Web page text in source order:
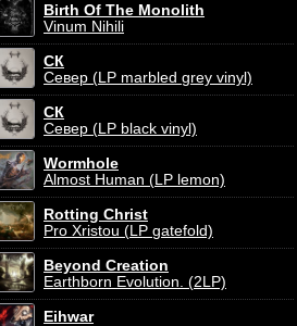
Birth Of The Monolith
Vinum Nihili
СК
Север (LP marbled grey vinyl)
СК
Север (LP black vinyl)
Wormhole
Almost Human (LP lemon)
Rotting Christ
Pro Xristou (LP gatefold)
Beyond Creation
Earthborn Evolution. (2LP)
Eihwar